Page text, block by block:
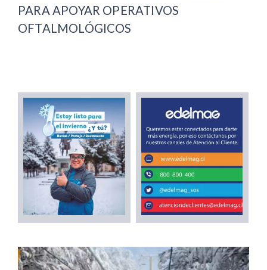
PARA APOYAR OPERATIVOS
OFTALMOLÓGICOS